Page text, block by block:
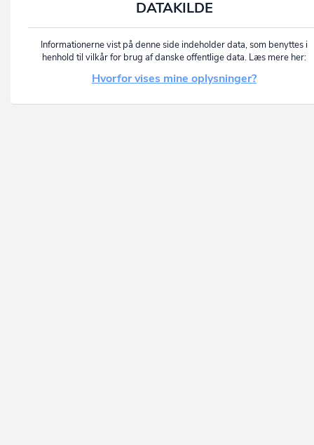
DATAKILDE
Informationerne vist på denne side indeholder data, som benyttes i
henhold til vilkår for brug af danske offentlige data. Læs mere her:
Hvorfor vises mine oplysninger?